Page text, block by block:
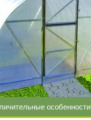
особенности